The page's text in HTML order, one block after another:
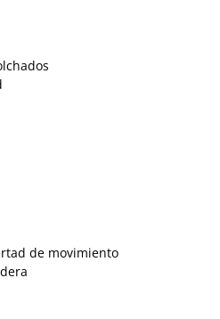
de movimiento